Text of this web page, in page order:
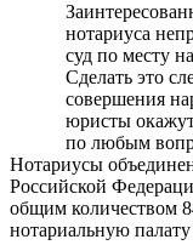
нотариуса
суд по месту
Сделать это
совершения
юристы
по любым
Нотариусы
Российской
общим количеством
нотариальную